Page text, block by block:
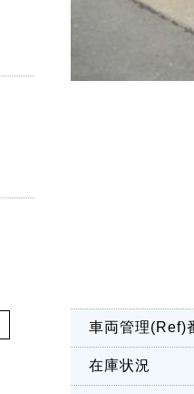
車両管理(Ref)
在庫状況